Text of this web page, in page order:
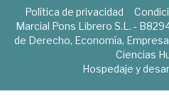
Política de privacidad
Marcial Pons Librero S.L. -
de Derecho, Economía,
Ciencias
Hospedaje y